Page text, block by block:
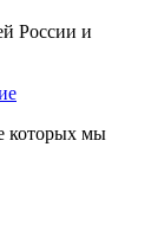
России и
которых мы